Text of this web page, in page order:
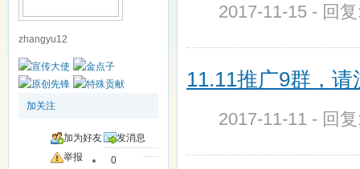
zhangyu12
加关注
加为好友
发消息
举报
0
2017-11-15 - 回
11.11推广9群，
2017-11-11 - 回